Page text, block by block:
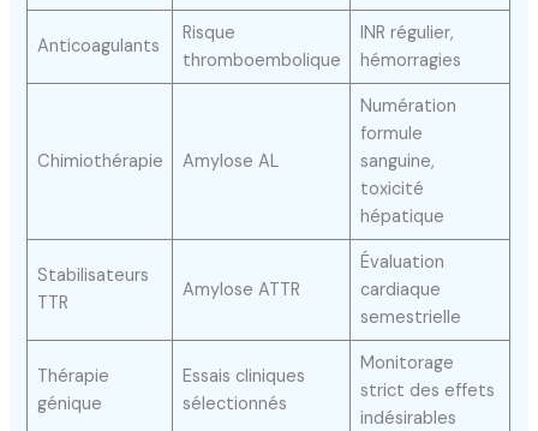
Anticoagulants
Risque
thromboembolique
INR régulier,
hémorragies
Chimiothérapie Amylose AL
Numération
formule
sanguine,
toxicité
hépatique
Stabilisateurs
TTR
Amylose ATTR
Évaluation
cardiaque
semestrielle
Thérapie
génique
Essais cliniques
sélectionnés
Monitorage
strict des effets
indésirables